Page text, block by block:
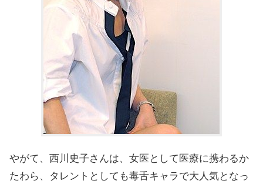
やがて、西川史子さんは、女医として医療に携わるか
たわら、タレントとしても毒舌キャラで大人気となっ